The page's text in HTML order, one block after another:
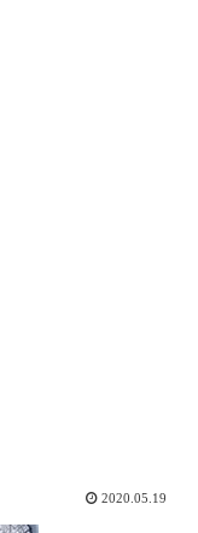
2020.05.19